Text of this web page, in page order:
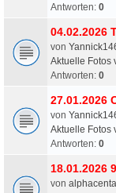
Antworten: 0
04.02.2026
von
Aktuelle Fotos
Antworten: 0
27.01.2026
von
Aktuelle Fotos
Antworten: 0
18.01.2026
von